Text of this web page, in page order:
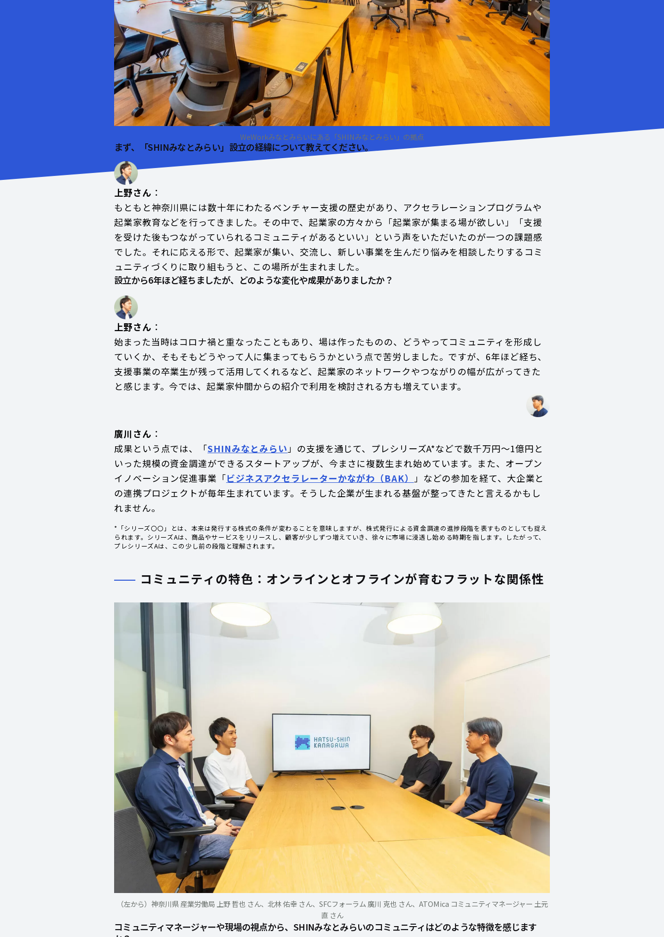
WeWorkみなとみらいにある「SHINみなとみらい」の拠点
まず、「SHINみなとみらい」設立の経緯について教えてください。
上野さん ：
もともと神奈川県には数十年にわたるベンチャー支援の歴史があり、アクセラレーションプログラムや
起業家教育などを行ってきました。その中で、起業家の方々から「起業家が集まる場が欲しい」「支援
を受けた後もつながっていられるコミュニティがあるといい」という声をいただいたのが一つの課題感
でした。それに応える形で、起業家が集い、交流し、新しい事業を生んだり悩みを相談したりするコミ
ュニティづくりに取り組もうと、この場所が生まれました。
設立から6年ほど経ちましたが、どのような変化や成果がありましたか？
上野さん ：
始まった当時はコロナ禍と重なったこともあり、場は作ったものの、どうやってコミュニティを形成し
ていくか、そもそもどうやって人に集まってもらうかという点で苦労しました。ですが、6年ほど経ち、
支援事業の卒業生が残って活用してくれるなど、起業家のネットワークやつながりの幅が広がってきた
と感じます。今では、起業家仲間からの紹介で利用を検討される方も増えています。
廣川さん ：
成果という点では、「SHINみなとみらい 」の支援を通じて、プレシリーズA*などで数千万円〜1億円と
いった規模の資金調達ができるスタートアップが、今まさに複数生まれ始めています。また、オープン
イノベーション促進事業「ビジネスアクセラレーターかながわ（BAK）
」などの参加を経て、大企業と
の連携プロジェクトが毎年生まれています。そうした企業が生まれる基盤が整ってきたと言えるかもし
れません。
*「シリーズ〇〇」とは、本来は発行する株式の条件が変わることを意味しますが、株式発行による資金調達の進捗段階を表すものとしても捉え
られます。シリーズAは、商品やサービスをリリースし、顧客が少しずつ増えていき、徐々に市場に浸透し始める時期を指します。したがって、
プレシリーズAは、この少し前の段階と理解されます。
コミュニティの特色：オンラインとオフラインが育むフラットな関係性
（左から）神奈川県 産業労働局 上野 哲也 さん、北林 佑幸 さん、SFCフォーラム 廣川 克也 さん、ATOMica コミュニティマネージャー 土元
直 さん
コミュニティマネージャーや現場の視点から、SHINみなとみらいのコミュニティはどのような特徴を感じます